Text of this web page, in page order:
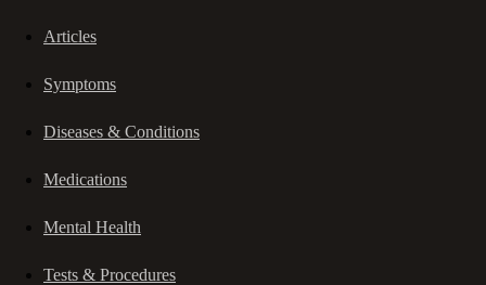
Articles
Symptoms
Diseases & Conditions
Medications
Mental Health
Tests & Procedures